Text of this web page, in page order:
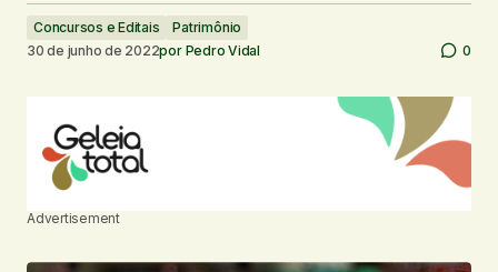
Concursos e Editais
Patrimônio
30 de junho de 2022por Pedro Vidal 0
Advertisement